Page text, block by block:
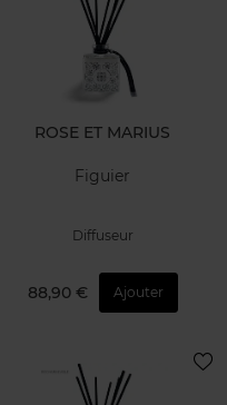
ROSE ET MARIUS
Figuier
Diffuseur
88,90 € Ajouter